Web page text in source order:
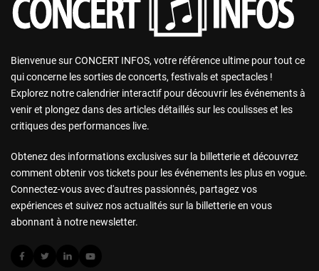
Bienvenue sur CONCERT INFOS, votre référence ultime pour tout ce
qui concerne les sorties de concerts, festivals et spectacles !
Explorez notre calendrier interactif pour découvrir les événements à
venir et plongez dans des articles détaillés sur les coulisses et les
critiques des performances live.
Obtenez des informations exclusives sur la billetterie et découvrez
comment obtenir vos tickets pour les événements les plus en vogue.
Connectez-vous avec d'autres passionnés, partagez vos
expériences et suivez nos actualités sur la billetterie en vous
abonnant à notre newsletter.